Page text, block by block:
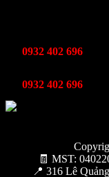
0932 402 696
0932 402 696
🧾 MST:
📍 316 Lê